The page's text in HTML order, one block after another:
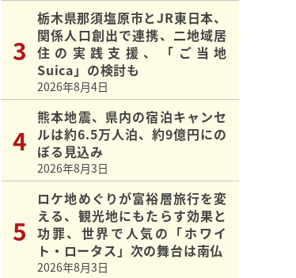
栃木県那須塩原市とJR東日本、
関係人口創出で連携、二地域居
住の実践支援、「ご当地
Suica」の検討も
2026年8月4日
熊本地震、県内の宿泊キャンセ
ルは約6.5万人泊、約9億円にの
ぼる見込み
2026年8月3日
ロケ地めぐりが富裕層旅行を変
える、観光地にもたらす効果と
功罪、世界で人気の「ホワイ
ト・ロータス」次の舞台は南仏
2026年8月3日